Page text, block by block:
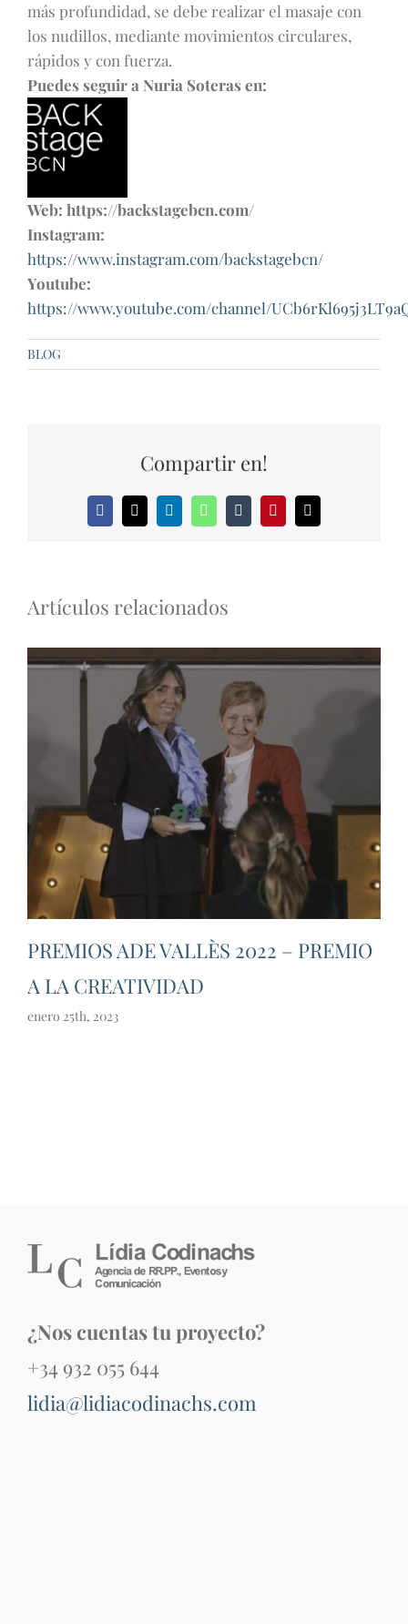
más profundidad, se debe realizar el masaje con
los nudillos, mediante movimientos circulares,
rápidos y con fuerza.
Puedes seguir a Nuria Soteras en:
Web: https://backstagebcn.com/
Instagram:
https://www.instagram.com/backstagebcn/
Youtube:
https://www.youtube.com/channel/
BLOG
Compartir en!
Facebook
X LinkedInWhatsAppTumblrPinterestCorreo
electrónico
Artículos relacionados
PREMIOS ADE VALLÈS 2022 – PREMIO
A LA CREATIVIDAD
enero 25th, 2023
¿Nos cuentas tu proyecto?
+34 932 055 644
lidia@lidiacodinachs.com